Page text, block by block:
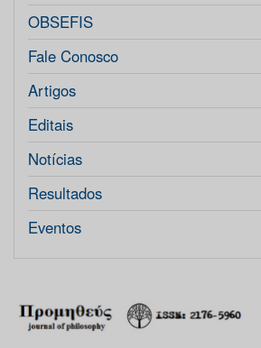
OBSEFIS
Fale Conosco
Artigos
Editais
Notícias
Resultados
Eventos